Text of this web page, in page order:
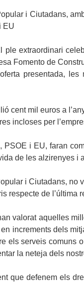
i Ciutadans,
EU
extraordinari
Fomento de
presentada,
cent mil euros a
incloses per
PSOE i EU, faran
de les alzirenyes i
i Ciutadans, no
respecte de
valorat aquelles
increments dels
els serveis comuns
la neteja dels
que defenem els